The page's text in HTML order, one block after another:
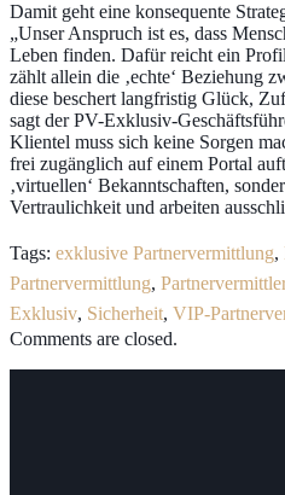
Damit geht eine konsequente
„Unser Anspruch ist es, dass
Leben finden. Dafür reicht ein
zählt allein die ‚echte‘ Beziehung
diese beschert langfristig Glück,
sagt der PV-Exklusiv-
Klientel muss sich keine Sorgen
frei zugänglich auf einem Portal
‚virtuellen‘ Bekanntschaften,
Vertraulichkeit und arbeiten
Tags: exklusive Partnervermittlung,
Partnervermittlung,
Exklusiv, Sicherheit, VIP-
Comments are closed.